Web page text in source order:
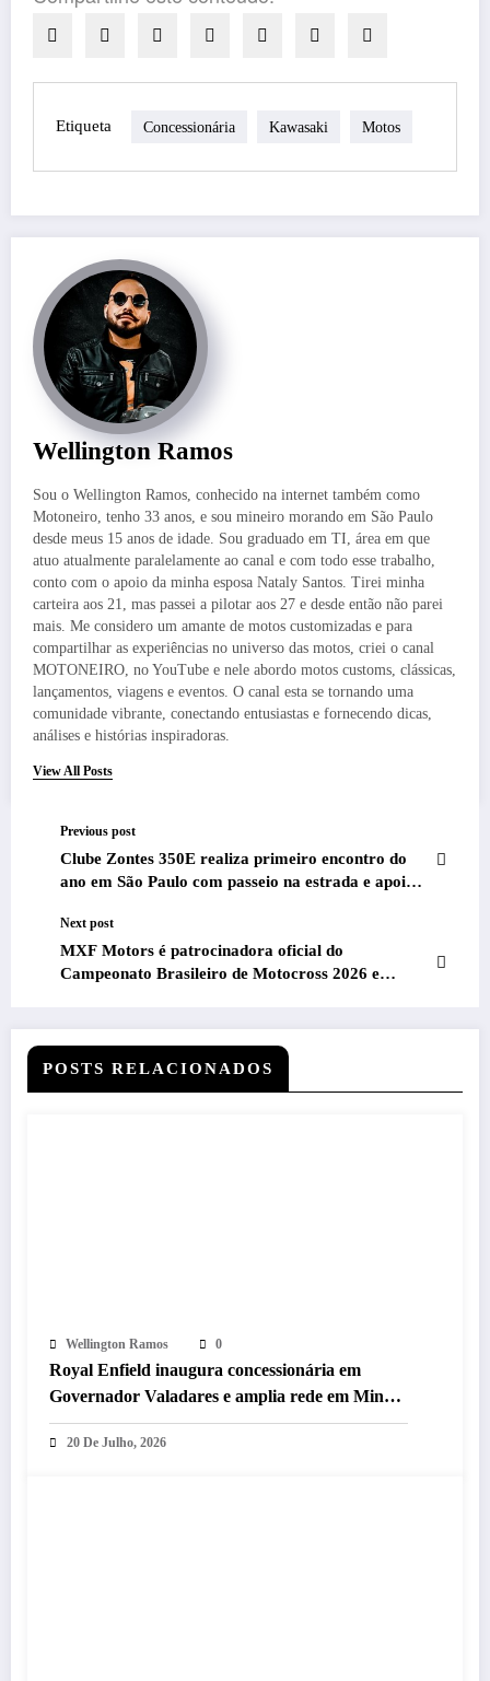
Etiqueta Concessionária Kawasaki Motos
Wellington Ramos
Sou o Wellington Ramos, conhecido na internet também como
Motoneiro, tenho 33 anos, e sou mineiro morando em São Paulo
desde meus 15 anos de idade. Sou graduado em TI, área em que
atuo atualmente paralelamente ao canal e com todo esse trabalho,
conto com o apoio da minha esposa Nataly Santos. Tirei minha
carteira aos 21, mas passei a pilotar aos 27 e desde então não parei
mais. Me considero um amante de motos customizadas e para
compartilhar as experiências no universo das motos, criei o canal
MOTONEIRO, no YouTube e nele abordo motos customs, clássicas,
lançamentos, viagens e eventos. O canal esta se tornando uma
comunidade vibrante, conectando entusiastas e fornecendo dicas,
análises e histórias inspiradoras.
View All Posts
Previous post
Clube Zontes 350E realiza primeiro encontro do
ano em São Paulo com passeio na estrada e apoio
Next post
MXF Motors é patrocinadora oficial do
Campeonato Brasileiro de Motocross 2026 e
POSTS RELACIONADOS
Wellington Ramos 0
Royal Enfield inaugura concessionária em
Governador Valadares e amplia rede em Minas
Gerais
20 De Julho, 2026